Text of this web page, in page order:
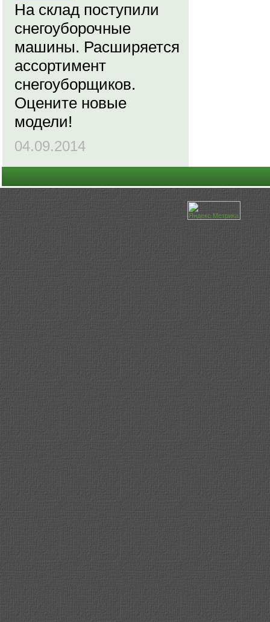
На склад поступили
снегоуборочные
машины. Расширяется
ассортимент
снегоуборщиков.
Оцените новые
модели!
04.09.2014